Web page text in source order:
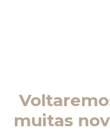
muitas